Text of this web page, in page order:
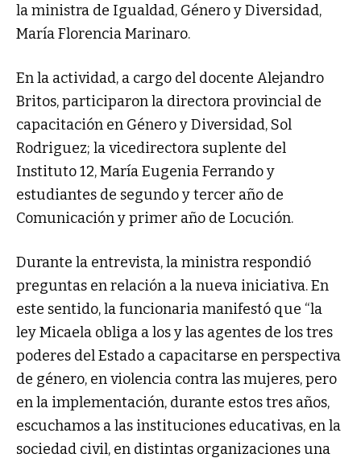
la ministra de Igualdad, Género y Diversidad,
María Florencia Marinaro.
En la actividad, a cargo del docente Alejandro
Britos, participaron la directora provincial de
capacitación en Género y Diversidad, Sol
Rodriguez; la vicedirectora suplente del
Instituto 12, María Eugenia Ferrando y
estudiantes de segundo y tercer año de
Comunicación y primer año de Locución.
Durante la entrevista, la ministra respondió
preguntas en relación a la nueva iniciativa. En
este sentido, la funcionaria manifestó que “la
ley Micaela obliga a los y las agentes de los tres
poderes del Estado a capacitarse en perspectiva
de género, en violencia contra las mujeres, pero
en la implementación, durante estos tres años,
escuchamos a las instituciones educativas, en la
sociedad civil, en distintas organizaciones una